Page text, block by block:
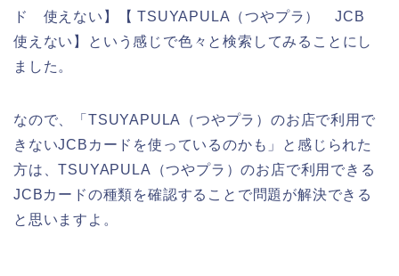
ド 使えない】【 TSUYAPULA（つやプラ） JCB
使えない】という感じで色々と検索してみることにし
ました。
なので、「TSUYAPULA（つやプラ）のお店で利用で
きないJCBカードを使っているのかも」と感じられた
方は、TSUYAPULA（つやプラ）のお店で利用できる
JCBカードの種類を確認することで問題が解決できる
と思いますよ。